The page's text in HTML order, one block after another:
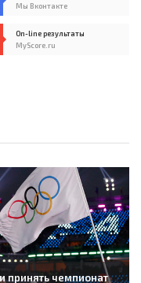
Мы Вконтакте
On-line результаты
MyScore.ru
принять чемпионат